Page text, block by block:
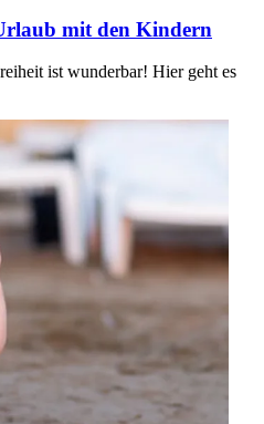
mit den Kindern
ist wunderbar! Hier geht es